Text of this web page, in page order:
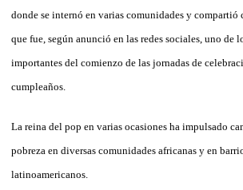
donde se internó en varias comunidades y compartió
que fue, según anunció en las redes sociales, uno de
importantes del comienzo de las jornadas de
cumpleaños.
La reina del pop en varias ocasiones ha impulsado
pobreza en diversas comunidades africanas y en
latinoamericanos.